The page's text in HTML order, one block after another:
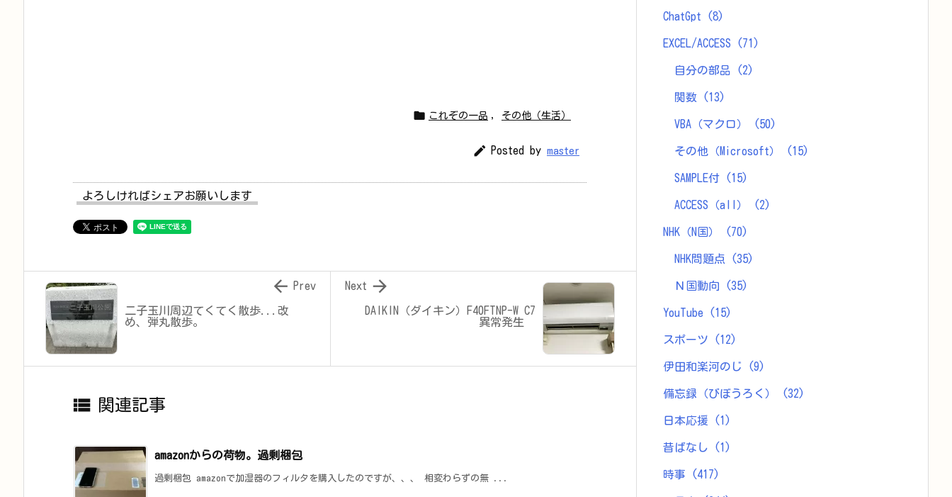
 これぞの一品 , その他（生活）
 Posted by master
よろしければシェアお願いします
DAIKIN（ダイキン）F40FTNP-W C7
異常発生

Next
二子玉川周辺てくてく散歩...改
め、弾丸散歩。
 Prev
 関連記事
amazonからの荷物。過剰梱包
過剰梱包 amazonで加湿器のフィルタを購入したのですが、、、 相変わらずの無 ...
ChatGpt (8)
EXCEL/ACCESS (71)
自分の部品 (2)
関数 (13)
VBA（マクロ） (50)
その他（Microsoft） (15)
SAMPLE付 (15)
ACCESS（all） (2)
NHK（N国） (70)
NHK問題点 (35)
Ｎ国動向 (35)
YouTube (15)
スポーツ (12)
伊田和楽河のじ (9)
備忘録（びぼうろく） (32)
日本応援 (1)
昔ばなし (1)
時事 (417)